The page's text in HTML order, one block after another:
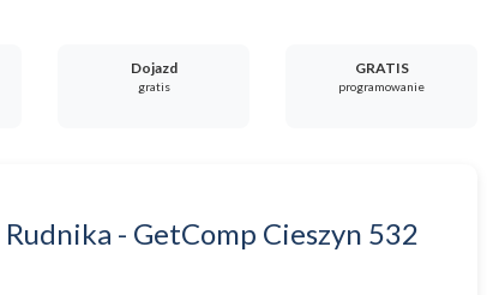
Dojazd
gratis
GRATIS
programowanie
Rudnika - GetComp Cieszyn 532